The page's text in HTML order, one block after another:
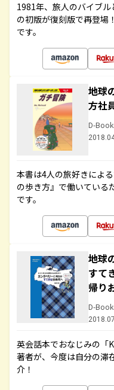
1981年、旅人のバイブ
の初版が復刻版で再登
です。
地球
方社
D-
本書は4人の旅好きによ
の歩き方』で働いている
です。
地球
すて
帰り
D-
英会話本でおなじみの「
著者が、今度は自分の滞
介！